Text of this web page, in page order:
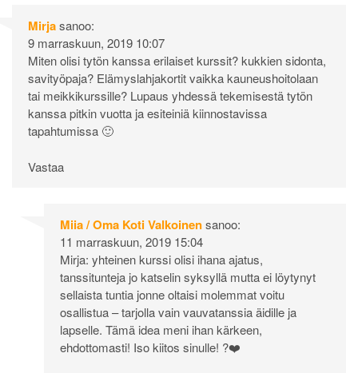
Mirjasanoo:
9 marraskuun, 2019 10:07
Miten olisi tytön kanssa erilaiset kurssit? kukkien sidonta,
savityöpaja? Elämyslahjakortit vaikka kauneushoitolaan
tai meikkikurssille? Lupaus yhdessä tekemisestä tytön
kanssa pitkin vuotta ja esiteiniä kiinnostavissa
tapahtumissa 🙂
Vastaa
Miia / Oma Koti Valkoinensanoo:
11 marraskuun, 2019 15:04
Mirja: yhteinen kurssi olisi ihana ajatus,
tanssitunteja jo katselin syksyllä mutta ei löytynyt
sellaista tuntia jonne oltaisi molemmat voitu
osallistua – tarjolla vain vauvatanssia äidille ja
lapselle. Tämä idea meni ihan kärkeen,
ehdottomasti! Iso kiitos sinulle! ?❤️